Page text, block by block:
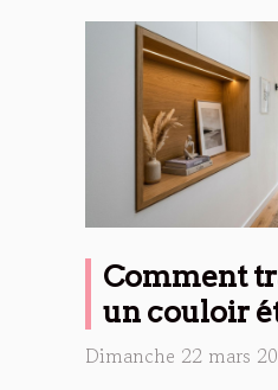
Comment
un couloir
une niche
Dimanche 22 mars